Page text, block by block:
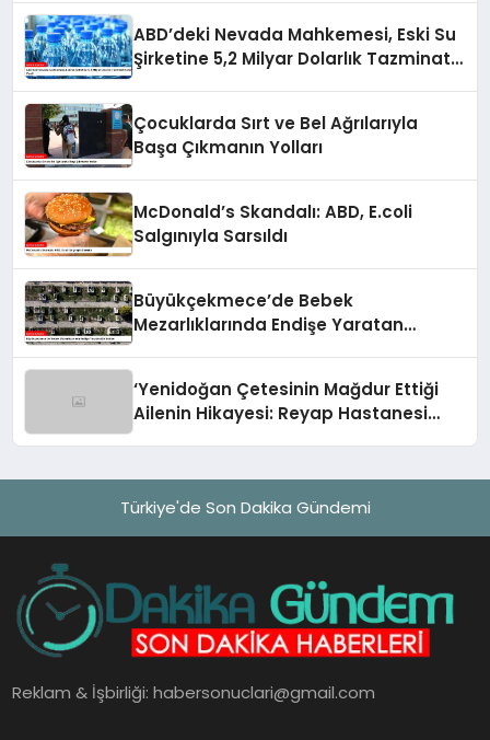
ABD’deki Nevada Mahkemesi, Eski Su
Şirketine 5,2 Milyar Dolarlık Tazminat
Çocuklarda Sırt ve Bel Ağrılarıyla
Başa Çıkmanın Yolları
McDonald’s Skandalı: ABD, E.coli
Salgınıyla Sarsıldı
Büyükçekmece’de Bebek
Mezarlıklarında Endişe Yaratan
‘Yenidoğan Çetesinin Mağdur Ettiği
Ailenin Hikayesi: Reyap Hastanesi
Türkiye'de Son Dakika Gündemi
Reklam & İşbirliği:habersonuclari@gmail.com